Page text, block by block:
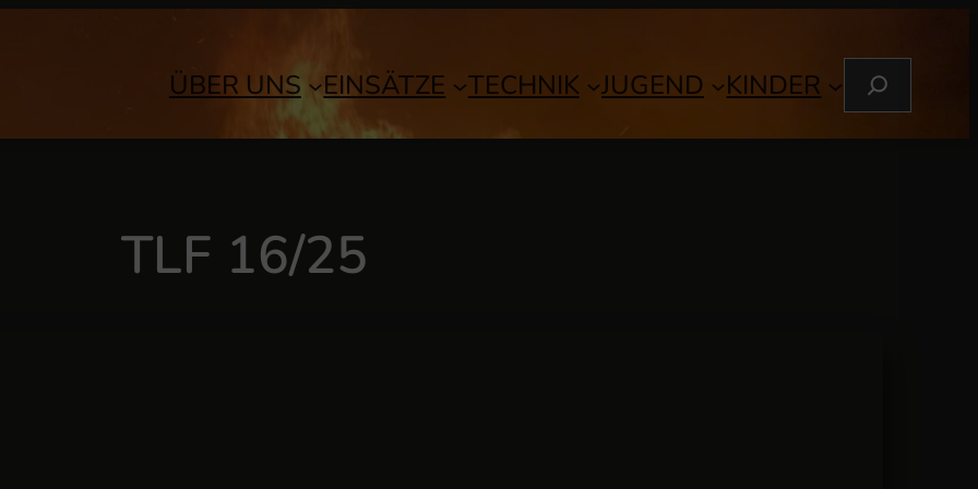
ÜBER UNS EINSÄTZE TECHNIK JUGEND KINDER
TLF 16/25